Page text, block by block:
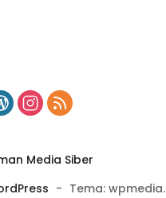
Media Siber
- Tema: wpmedia.